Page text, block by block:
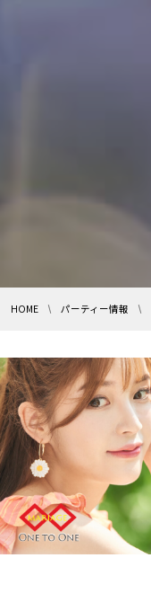
HOME パーティー情報